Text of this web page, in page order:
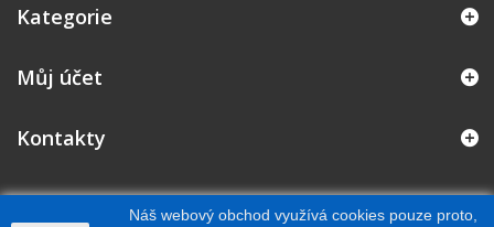
Kategorie
Můj účet
Kontakty
Náš webový obchod využívá cookies pouze proto,